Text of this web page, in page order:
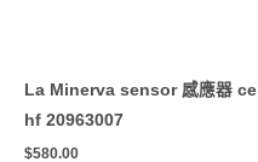
La Minerva sensor 感應器 ce
hf 20963007
$580.00